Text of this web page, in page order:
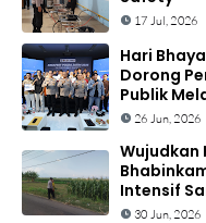
17 Jul, 2026
Hari
Dorong
Publik
26 Jun, 2026
Wujudkan
Intensif
30 Jun, 2026